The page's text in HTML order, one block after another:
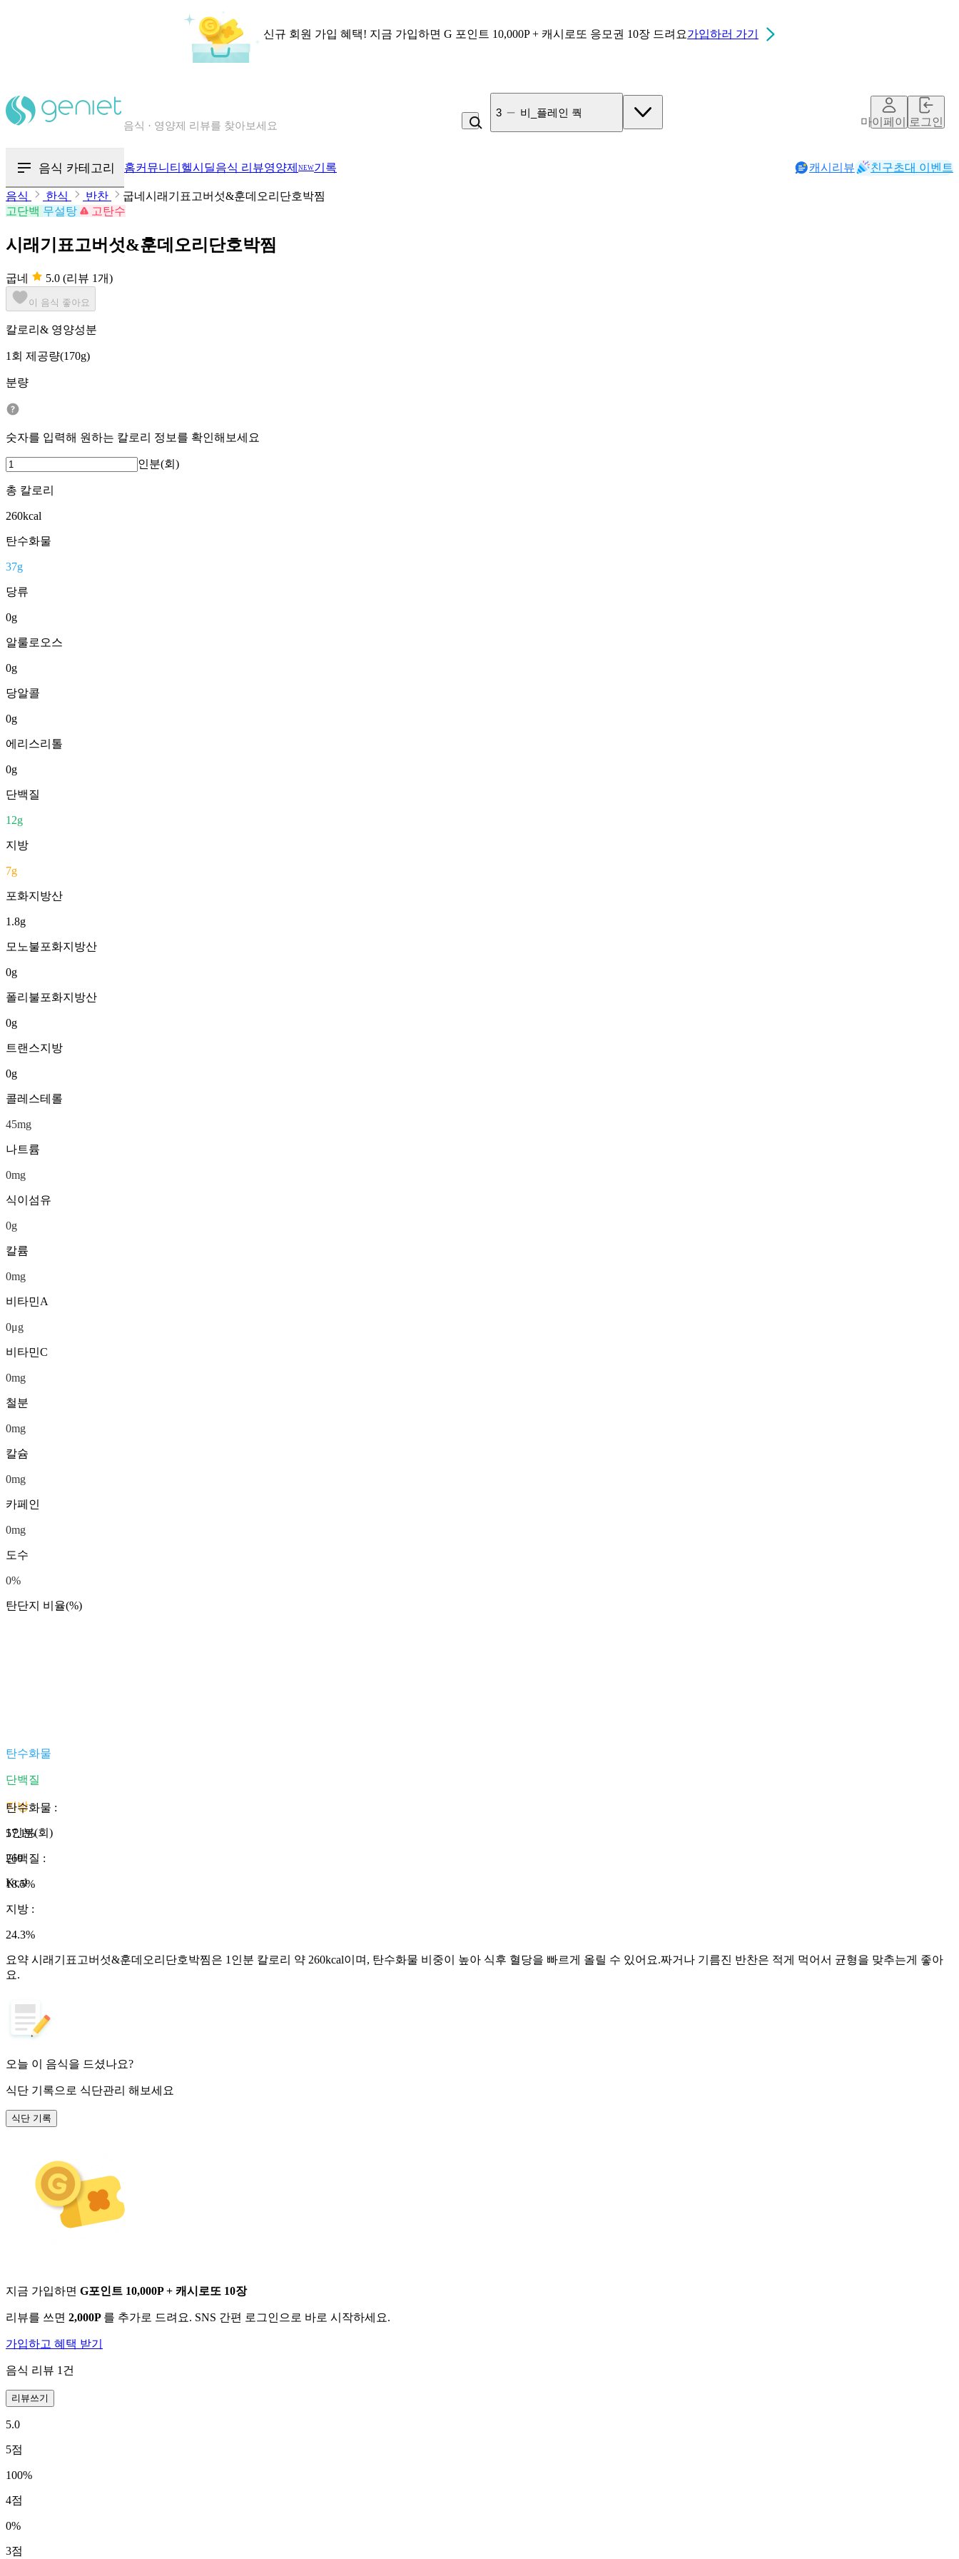
신규 회원 가입 혜택! 지금 가입하면 G 포인트 10,000P + 캐시로또 응모권 10장 드려요가입하러 가기
칼로리와 영양성분을 검색해보세요
3 비_플레인 쿽
마이페이지로그인
음식 카테고리 홈커뮤니티 헬시딜음식 리뷰영양제 NEW기록 캐시리뷰 친구초대 이벤트
음식 한식 반찬
굽네시래기표고버섯&훈데오리단호박찜
고단백 무설탕 고탄수
시래기표고버섯&훈데오리단호박찜
굽네 5.0 (리뷰 1개)
이 음식 좋아요
칼로리& 영양성분
1회 제공량(170g)
분량
숫자를 입력해 원하는 칼로리 정보를 확인해보세요
인분(회)
총 칼로리
260kcal
탄수화물
37g
당류
0g
알룰로오스
0g
당알콜
0g
에리스리톨
0g
단백질
12g
지방
7g
포화지방산
1.8g
모노불포화지방산
0g
폴리불포화지방산
0g
트랜스지방
0g
콜레스테롤
45mg
나트륨
0mg
식이섬유
0g
칼륨
0mg
비타민A
0μg
비타민C
0mg
철분
0mg
칼슘
0mg
카페인
0mg
도수
0%
탄단지 비율(%)
탄수화물
단백질
지방
1인분(회)
260
Kcal
탄수화물 :
57.1%
단백질 :
18.5%
지방 :
24.3%
요약 시래기표고버섯&훈데오리단호박찜은 1인분 칼로리 약 260kcal이며, 탄수화물 비중이 높아 식후 혈당을 빠르게 올릴 수 있어요.짜거나 기름진 반찬은 적게 먹어서 균형을 맞추는게 좋아
요.
오늘 이 음식을 드셨나요?
식단 기록으로 식단관리 해보세요
식단 기록
지금 가입하면 G포인트 10,000P + 캐시로또 10장
리뷰를 쓰면 2,000P 를 추가로 드려요. SNS 간편 로그인으로 바로 시작하세요.
가입하고 혜택 받기
음식 리뷰 1 건
리뷰쓰기
5.0
5점
100%
4점
0%
3점